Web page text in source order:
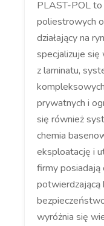
PLAST-POL
poliestrowych
działający na
specjalizuje się
z laminatu,
prywatnych i
się również
chemia
eksploatację i
firmy posiadają
potwierdzającą
wyróżnia się